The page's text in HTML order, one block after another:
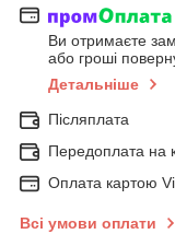
Ви отримаєте
або гроші
Детальніше
Післяплата
Передоплата на
Оплата картою
Всі умови оплати